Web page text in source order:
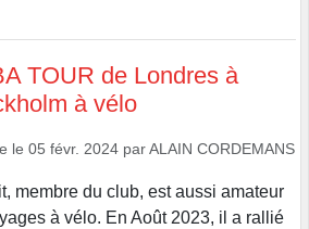
TOUR de Londres à
à vélo
le 05 févr. 2024 parALAIN CORDEMANS
membre du club, est aussi amateur
à vélo. En Août 2023, il a rallié